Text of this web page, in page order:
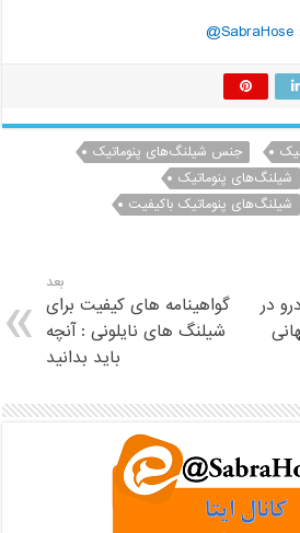
جنس شیلنگ‌های پنوماتیک
شیلنگ‌های پنوماتیک
شیلنگ‌های پنوماتیک باکیفیت
بعد
گواهینامه های کیفیت برای
شیلنگ های نایلونی : آنچه
باید بدانید